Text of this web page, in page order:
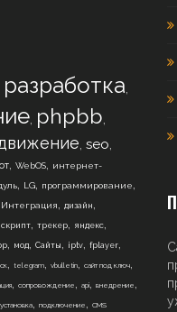
разработка,
, phpbb,
, seo,
, WebOS, интернет-
, LG, программирование,
Интеграция, дизайн ,
скрипт, трекер, яндекс,
, мод, Сайты , iptv, fplayer,
, telegram, vbulletin, сайт под ключ,
, сопровождение , api, внедрение ,
установка, подключение , CMS